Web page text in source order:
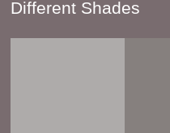
Different Shades